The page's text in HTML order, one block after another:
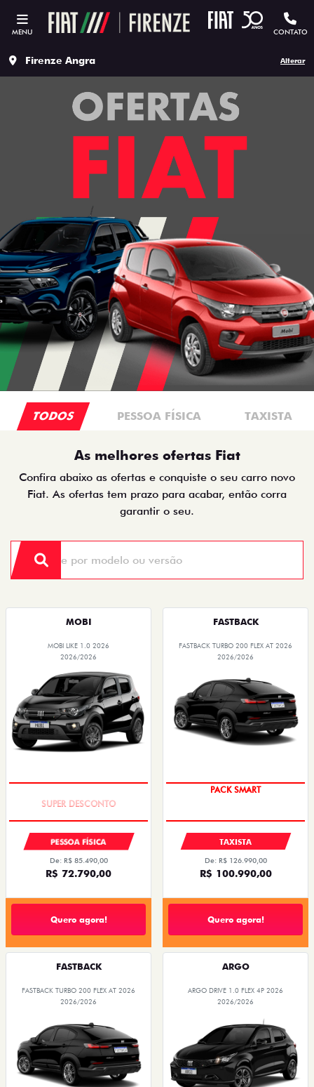
MENU CONTATO
Firenze Angra Alterar
TODOS PESSOA FÍSICA TAXISTA
As melhores ofertas Fiat
Confira abaixo as ofertas e conquiste o seu carro novo
Fiat. As ofertas tem prazo para acabar, então corra
garantir o seu.
MOBI
MOBI LIKE 1.0 2026
2026/2026
PESSOA FÍSICA
De: R$ 85.490,00
R$ 72.790,00
Quero agora!
FASTBACK
FASTBACK TURBO 200 FLEX AT 2026
2026/2026
PACK SMART
TAXISTA
De: R$ 126.990,00
R$ 100.990,00
Quero agora!
FASTBACK
FASTBACK TURBO 200 FLEX AT 2026
2026/2026
ARGO
ARGO DRIVE 1.0 FLEX 4P 2026
2026/2026